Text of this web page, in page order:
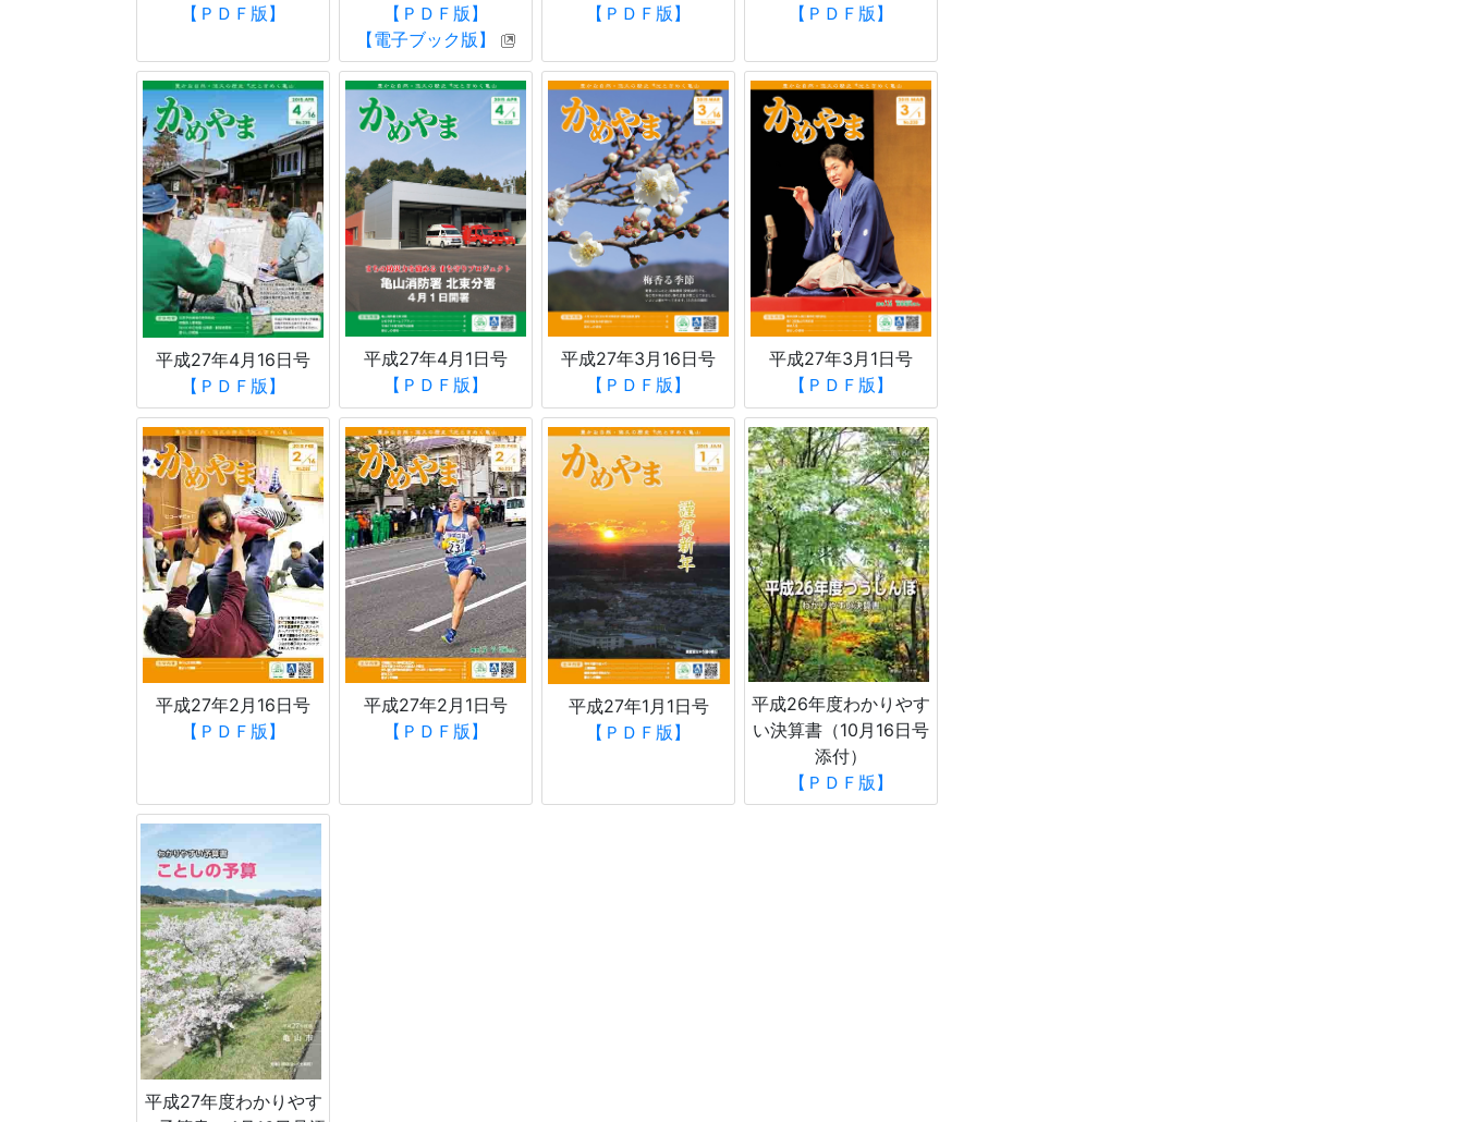
【 ＰＤＦ版】
【ＰＤＦ版】
【電子ブック版】
【ＰＤＦ版】
【ＰＤＦ版】
平成27年4月16日号
【ＰＤＦ版】
平成27年4月1日号
【ＰＤＦ版】
平成27年3月16日号
【ＰＤＦ版】
平成27年3月1日号
【ＰＤＦ版】
平成27年2月16日号
【ＰＤＦ版】
平成27年2月1日号
【ＰＤＦ版】
平成27年1月1日号
【ＰＤＦ版】
平成26年度わかりやす
い決算書（10月16日号
添付）
【ＰＤＦ版】
平成27年度わかりやす